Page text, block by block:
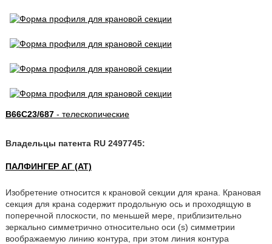
B66C23/687- телескопические
Владельцы патента RU 2497745:
ПАЛФИНГЕР АГ (AT)
Изобретение относится к крановой секции для крана. Крановая
секция для крана содержит продольную ось и проходящую в
поперечной плоскости, по меньшей мере, приблизительно
зеркально симметрично относительно оси (s) симметрии
воображаемую линию контура, при этом линия контура